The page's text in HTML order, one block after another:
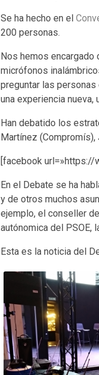
Se ha hecho en el
200 personas.
Nos hemos encargado
micrófonos
preguntar las
una experiencia
Han debatido los
Martínez (Compromís),
[facebook
En el Debate se ha
y de otros muchos
ejemplo, el conseller
autónomica del PSOE,
Esta es la noticia del